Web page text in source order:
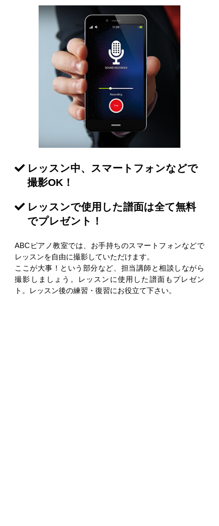
レッスン中、スマートフォンなどで
撮影OK！
レッスンで使用した譜面は全て無料
でプレゼント！
ABCピアノ教室では、お手持ちのスマートフォンなどで
レッスンを自由に撮影していただけます。
ここが大事！という部分など、担当講師と相談しながら
撮影しましょう。レッスンに使用した譜面もプレゼン
ト。レッスン後の練習・復習にお役立て下さい。